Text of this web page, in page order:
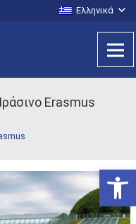
Ελληνικά
Erasmus